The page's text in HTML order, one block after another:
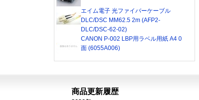
エイム電子 光ファイバーケーブル
DLC/DSC MM62.5 2m (AFP2-
DLC/DSC-62-02)
CANON P-002 LBP用ラベル用紙 A4 0
面 (6055A006)
商品更新履歴